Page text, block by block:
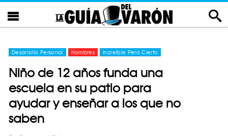
Desarrollo Personal Hombres Increíble Pero Cierto
Niño de 12 años funda una
escuela en su patio para
ayudar y enseñar a los que no
saben